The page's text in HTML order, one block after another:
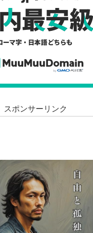
スポンサーリンク